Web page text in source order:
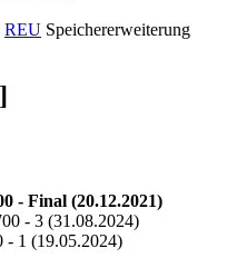
REU Speichererweiterung
]
- Final (20.12.2021)
- 3 (31.08.2024)
- 1 (19.05.2024)